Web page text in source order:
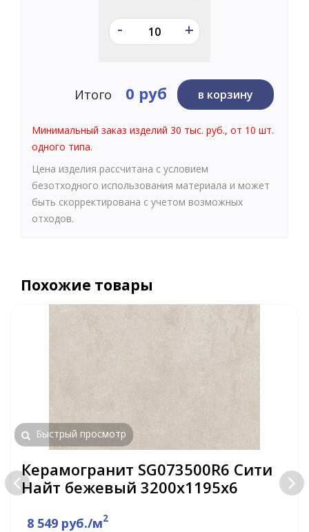
- +
Итого 0 руб в корзину
Минимальный заказ изделий 30 тыс. руб., от 10 шт.
одного типа.
Цена изделия рассчитана с условием
безотходного использования материала и может
быть скорректирована с учетом возможных
отходов.
Похожие товары
Быстрый просмотр
Керамогранит SG073500R6 Сити
Найт бежевый 3200х1195х6
8 549 руб./м2